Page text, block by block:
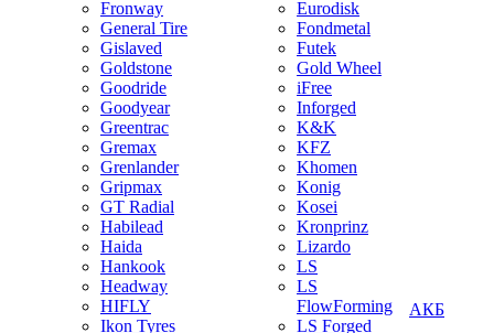
Fronway
General Tire
Gislaved
Goldstone
Goodride
Goodyear
Greentrac
Gremax
Grenlander
Gripmax
GT Radial
Habilead
Haida
Hankook
Headway
HIFLY
Ikon Tyres
Eurodisk
Fondmetal
Futek
Gold Wheel
iFree
Inforged
K&K
KFZ
Khomen
Konig
Kosei
Kronprinz
Lizardo
LS
LS
FlowForming
LS Forged
АКБ